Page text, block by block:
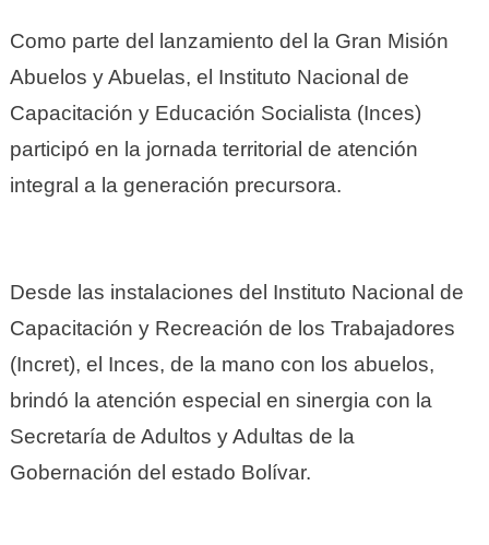
Como parte del lanzamiento del la Gran Misión
Abuelos y Abuelas, el Instituto Nacional de
Capacitación y Educación Socialista (Inces)
participó en la jornada territorial de atención
integral a la generación precursora.
Desde las instalaciones del Instituto Nacional de
Capacitación y Recreación de los Trabajadores
(Incret), el Inces, de la mano con los abuelos,
brindó la atención especial en sinergia con la
Secretaría de Adultos y Adultas de la
Gobernación del estado Bolívar.